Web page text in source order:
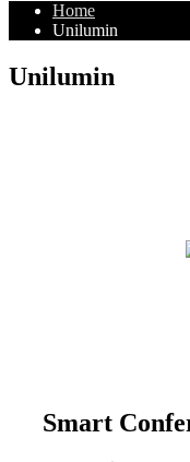
Home
Unilumin
Unilumin
Smart